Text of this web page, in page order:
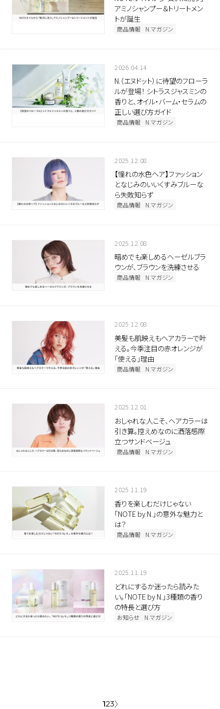
アミノシャンプー＆トリートメン
トが誕生
商品情報 N.マガジン
2026.04.14
N.（エヌドット）に待望のフローラ
ルが登場！ シトラスジャスミンの
香りと、オイル・バーム・セラムの
正しい選び方ガイド
商品情報 N.マガジン
2025.12.08
【憧れの水色ヘア】ファッション
となじみのいいくすみブルーな
ら失敗知らず
商品情報 N.マガジン
2025.12.08
暗めでも楽しめるヘーゼルブラ
ウンが、ブラウンを洗練させる
商品情報 N.マガジン
2025.12.08
美髪も肌映えもヘアカラーで叶
える。今季注目の赤オレンジが
「使える」理由
商品情報 N.マガジン
2025.12.01
おしゃれな人こそ、ヘアカラーは
引き算。控えめなのに洒落感際
立つサンドベージュ
商品情報 N.マガジン
2025.11.19
香りを楽しむだけじゃない
「NOTE by N.」の意外な魅力と
は？
商品情報 N.マガジン
2025.11.19
どれにするか迷ったら読みた
い。「NOTE by N.」3種類の香り
の特長と選び方
お知らせ N.マガジン
123